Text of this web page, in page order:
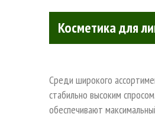
Косметика для
Среди широкого
стабильно высоким
обеспечивают